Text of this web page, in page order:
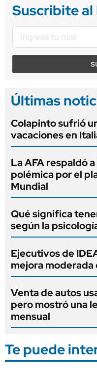
Suscribite
Últimas
Colapinto sufrió
vacaciones en
La AFA respaldó
polémica por el
Mundial
Qué significa
según la
Ejecutivos de
mejora moderada
Venta de autos
pero mostró una
mensual
Te puede